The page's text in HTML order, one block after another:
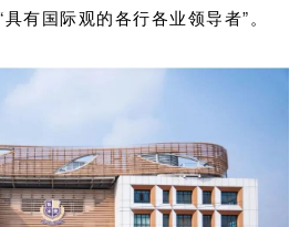
有国际观的各行各业领导者”。